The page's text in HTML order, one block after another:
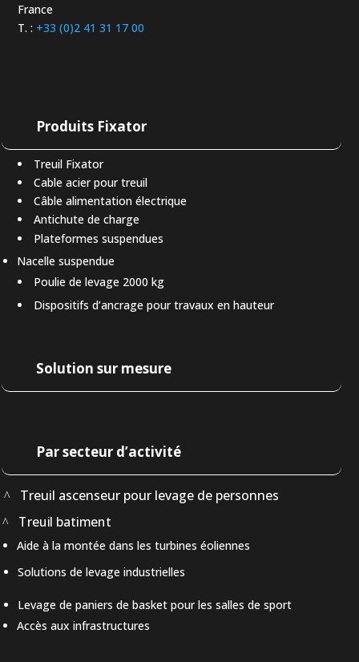
France
T. : +33 (0)2 41 31 17 00
Produits Fixator
Treuil Fixator
Cable acier pour treuil
Câble alimentation électrique
Antichute de charge
Plateformes suspendues
Nacelle suspendue
Poulie de levage 2000 kg
Dispositifs d’ancrage pour travaux en hauteur
Solution sur mesure
Par secteur d’activité
Treuil ascenseur pour levage de personnes
Treuil batiment
Aide à la montée dans les turbines éoliennes
Solutions de levage industrielles
Levage de paniers de basket pour les salles de sport
Accès aux infrastructures